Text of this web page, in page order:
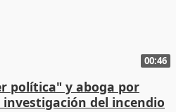
00:46
política" y aboga por
del incendio